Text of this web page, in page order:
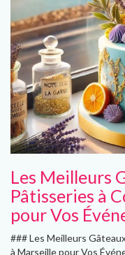
Les Meilleurs
Pâtisseries à
pour Vos
### Les Meilleurs
à Marseille pour Vos